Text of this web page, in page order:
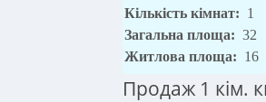
Кількість кімнат: 1
Загальна площа: 32
Житлова площа: 16
Продаж 1 кім.